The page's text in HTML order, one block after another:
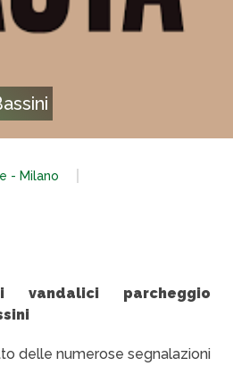
- Milano
vandalici parcheggio
delle numerose segnalazioni